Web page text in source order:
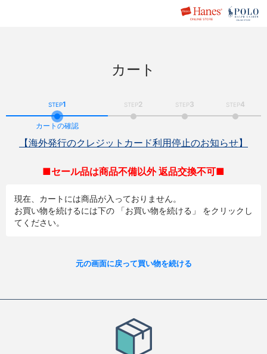
カート
STEP1
カートの確認
STEP2 STEP3 STEP4
【海外発行のクレジットカード利用停止のお知らせ】
■セール品は商品不備以外 返品交換不可■
現在、カートには商品が入っておりません。
お買い物を続けるには下の 「お買い物を続ける」 をクリックし
てください。
元の画面に戻って買い物を続ける